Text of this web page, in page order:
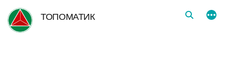
Перейти
содержимому
ТОПОМАТИК